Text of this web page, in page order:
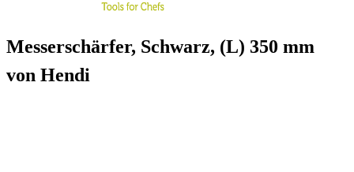
Messerschärfer, Schwarz, (L) 350 mm
von Hendi